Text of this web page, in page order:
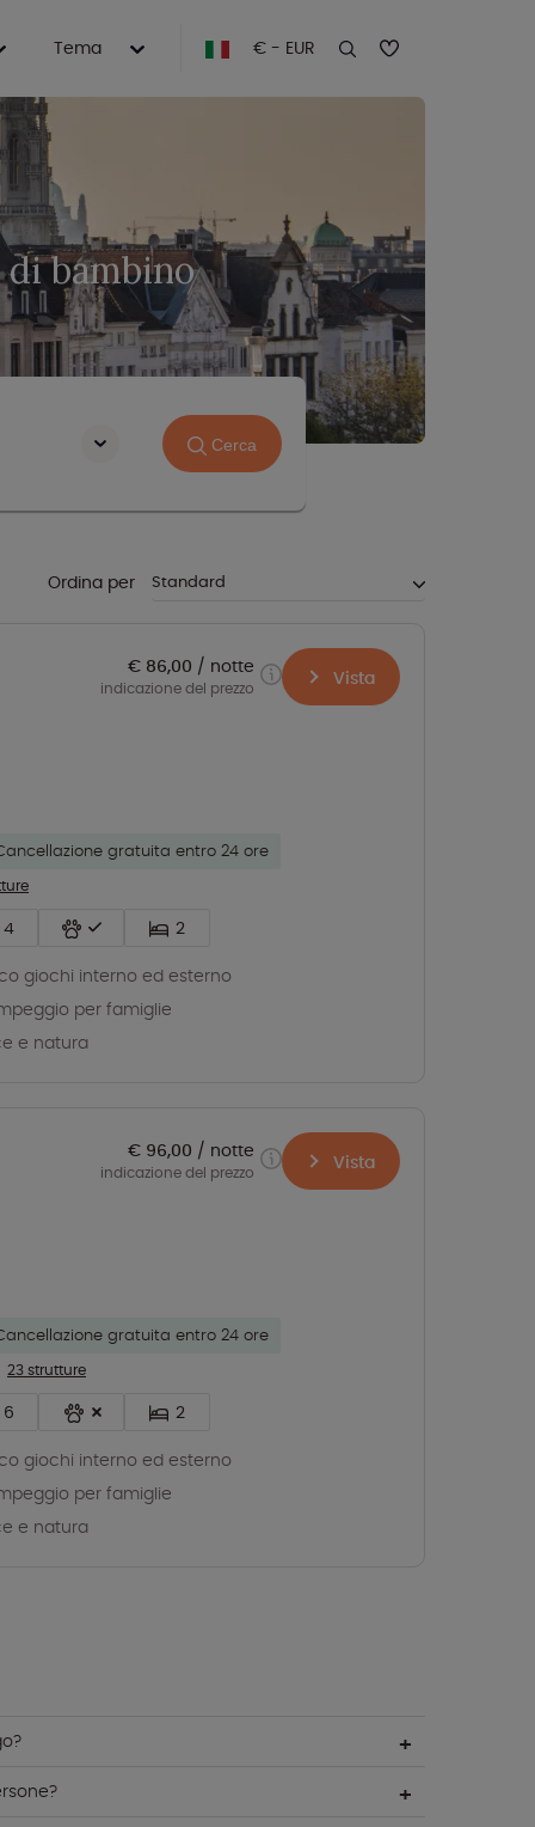
Tema € - EUR
bambino
Cerca
Ordina per
gratuita entro 24 ore
2
giochi interno ed esterno
per famiglie
e natura
€ 86,00 notte
indicazione del prezzo Vista
gratuita entro 24 ore
23 strutture
2
giochi interno ed esterno
per famiglie
e natura
€ 96,00 notte
indicazione del prezzo Vista